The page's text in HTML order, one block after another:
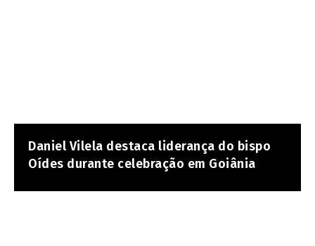
Daniel Vilela destaca liderança do bispo
Oídes durante celebração em Goiânia